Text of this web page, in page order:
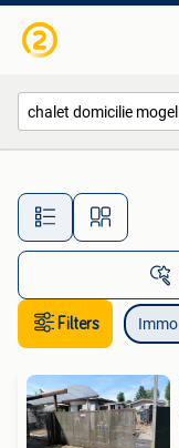
Filters Immo